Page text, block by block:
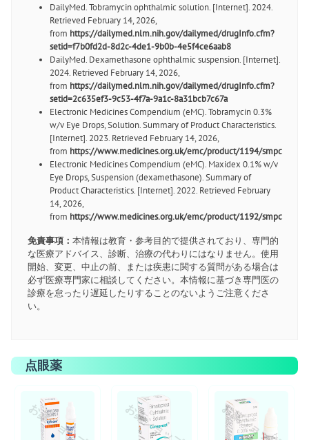
DailyMed. Tobramycin ophthalmic solution. [Internet]. 2024.
Retrieved February 14, 2026,
from https://dailymed.nlm.nih.gov/dailymed/drugInfo.cfm?
setid=f7b0fd2d-8d2c-4de1-9b0b-4e5f4ce6aab8
DailyMed. Dexamethasone ophthalmic suspension. [Internet].
2024. Retrieved February 14, 2026,
from https://dailymed.nlm.nih.gov/dailymed/drugInfo.cfm?
setid=2c635ef3-9c53-4f7a-9a1c-8a31bcb7c67a
Electronic Medicines Compendium (eMC). Tobramycin 0.3%
w/v Eye Drops, Solution. Summary of Product Characteristics.
[Internet]. 2023. Retrieved February 14, 2026,
from https://www.medicines.org.uk/emc/product/1194/smpc
Electronic Medicines Compendium (eMC). Maxidex 0.1% w/v
Eye Drops, Suspension (dexamethasone). Summary of
Product Characteristics. [Internet]. 2022. Retrieved February
14, 2026,
from https://www.medicines.org.uk/emc/product/1192/smpc
免責事項： 本情報は教育・参考目的で提供されており、専門的
な医療アドバイス、診断、治療の代わりにはなりません。使用
開始、変更、中止の前、または疾患に関する質問がある場合は
必ず医療専門家に相談してください。本情報に基づき専門医の
診療を怠ったり遅延したりすることのないようご注意くださ
い。
点眼薬
お薬ショップ お薬ショップ お薬ショップ